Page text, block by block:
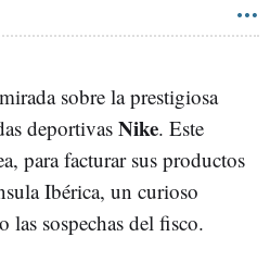
sobre la prestigiosa
deportivas Nike. Este
para facturar sus productos
Ibérica, un curioso
las sospechas del fisco.